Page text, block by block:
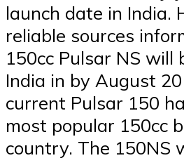
launch date in India.
reliable sources
150cc Pulsar NS will
India in by August
current Pulsar 150
most popular 150cc
country. The 150NS